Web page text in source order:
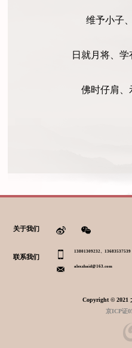
维予小子
日就月将、学
佛时仔肩、
关于我们
联系我们
13801309232、13683537539
alexzhaid@163.com
Copyright © 2021
京ICP证